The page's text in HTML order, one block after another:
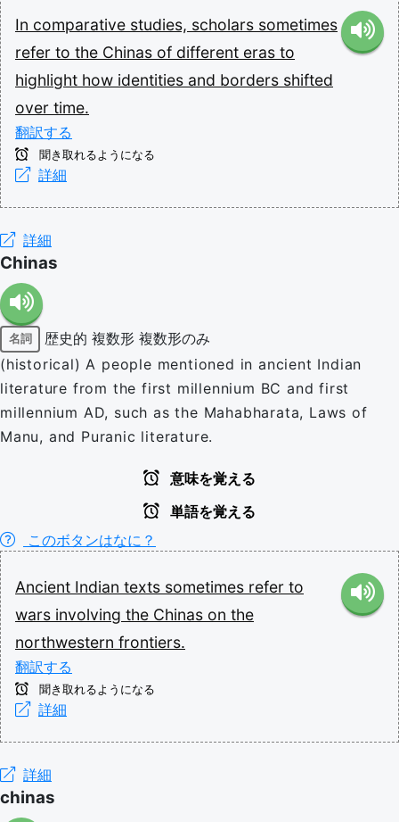
In comparative studies, scholars sometimes
refer to the Chinas of different eras to
highlight how identities and borders shifted
over time.
翻訳する
聞き取れるようになる
詳細
詳細
Chinas
名詞 歴史的 複数形 複数形のみ
(historical) A people mentioned in ancient Indian
literature from the first millennium BC and first
millennium AD, such as the Mahabharata, Laws of
Manu, and Puranic literature.
意味を覚える
単語を覚える
このボタンはなに？
Ancient Indian texts sometimes refer to
wars involving the Chinas on the
northwestern frontiers.
翻訳する
聞き取れるようになる
詳細
詳細
chinas